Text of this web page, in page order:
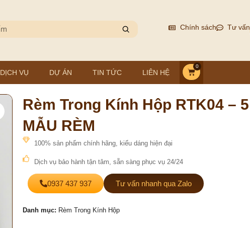
Chính sách Tư vấn
DỊCH VỤ DỰ ÁN TIN TỨC LIÊN HỆ
0
Rèm Trong Kính Hộp RTK04 – 5
MẪU RÈM
100% sản phẩm chính hãng, kiểu dáng hiện đại
Dịch vụ bảo hành tận tâm, sẵn sàng phục vụ 24/24
0937 437 937 Tư vấn nhanh qua Zalo
Danh mục: Rèm Trong Kính Hộp